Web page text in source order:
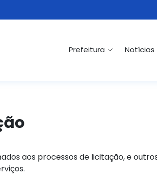
Prefeitura Notícias
aos processos de licitação, e